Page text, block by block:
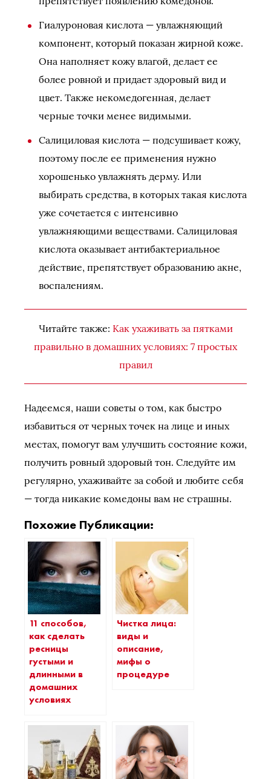
Гиалуроновая кислота — увлажняющий
компонент, который показан жирной коже.
Она наполняет кожу влагой, делает ее
более ровной и придает здоровый вид и
цвет. Также некомедогенная, делает
черные точки менее видимыми.
Салициловая кислота — подсушивает кожу,
поэтому после ее применения нужно
хорошенько увлажнять дерму. Или
выбирать средства, в которых такая кислота
уже сочетается с интенсивно
увлажняющими веществами. Салициловая
кислота оказывает антибактериальное
действие, препятствует образованию акне,
воспалениям.
Читайте также: Как ухаживать за пятками
правильно в домашних условиях: 7 простых
правил
Надеемся, наши советы о том, как быстро
избавиться от черных точек на лице и иных
местах, помогут вам улучшить состояние кожи,
получить ровный здоровый тон. Следуйте им
регулярно, ухаживайте за собой и любите себя
— тогда никакие комедоны вам не страшны.
Похожие Публикации:
11 способов,
как сделать
ресницы
густыми и
длинными в
домашних
условиях
Чистка лица:
виды и
описание,
мифы о
процедуре